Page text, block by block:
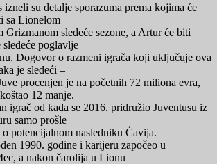
izneli su detalje sporazuma prema kojima će
sa Lionelom
Grizmanom sledeće sezone, a Artur će biti
sledeće poglavlje
Dogovor o razmeni igrača koji uključuje ova
je sledeći –
procenjen je na početnih 72 miliona evra,
12 manje.
igrač od kada se 2016. pridružio Juventusu iz
samo prošle
potencijalnom nasledniku Ćavija.
1990. godine i karijeru započeo u
a nakon čarolija u Lionu